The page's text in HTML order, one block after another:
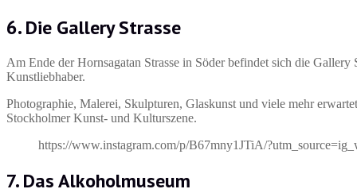
6. Die Gallery Strasse
Am Ende der Hornsagatan Strasse in Söder befindet sich die
Kunstliebhaber.
Photographie, Malerei, Skulpturen, Glaskunst und viele mehr
Stockholmer Kunst- und Kulturszene.
https://www.instagram.com/p/B67mny1JTiA/
7. Das Alkoholmuseum